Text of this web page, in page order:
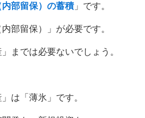
部留保）の蓄積」です。
部留保）」が必要です。
までは必要ないでしょう。
は「薄氷」です。